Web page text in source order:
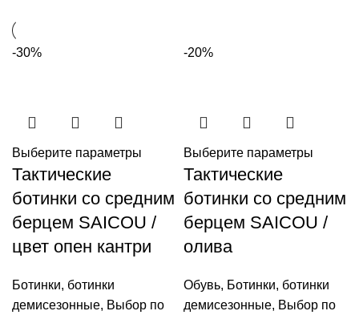
-30%
Выберите параметры
Тактические
ботинки со средним
берцем SAICOU /
цвет опен кантри
Ботинки, ботинки
демисезонные, Выбор по
-20%
Выберите параметры
Тактические
ботинки со средним
берцем SAICOU /
олива
Обувь, Ботинки, ботинки
демисезонные, Выбор по